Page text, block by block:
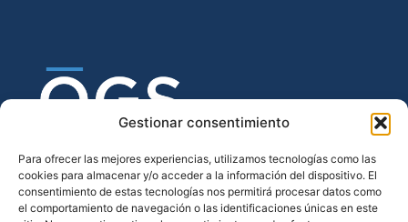
Gestionar consentimiento
Para ofrecer las mejores experiencias, utilizamos tecnologías como las
cookies para almacenar y/o acceder a la información del dispositivo. El
consentimiento de estas tecnologías nos permitirá procesar datos como
el comportamiento de navegación o las identificaciones únicas en este